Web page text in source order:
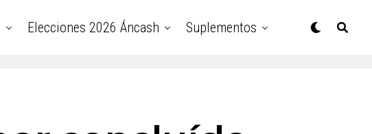
Elecciones 2026 Áncash Suplementos